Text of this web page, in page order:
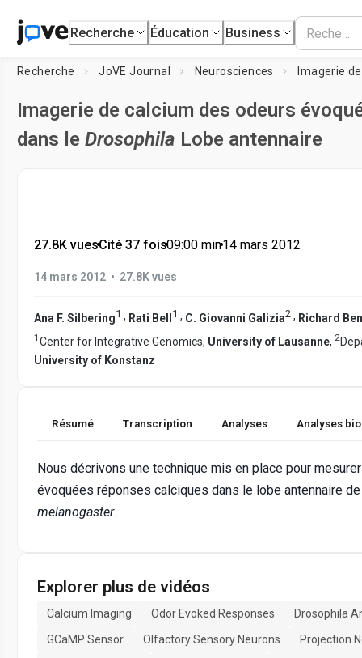
Recherche Éducation Business
Recherche JoVE Journal Neurosciences
Imagerie de calcium des odeurs
dans le Drosophila Lobe antennaire
27.8K vues•Cité 37 fois•09:00 min•14 mars 2012
14 mars 2012 • 27.8K vues
Ana F. Silbering1 , Rati Bell 1 , C. Giovanni Galizia2 , Richard
1 Center for Integrative Genomics, University of Lausanne, 2
University of Konstanz
Résumé Transcription Analyses Analyses
Nous décrivons une technique mis en place pour
évoquées réponses calciques dans le lobe antennaire
melanogaster.
Explorer plus de vidéos
Calcium Imaging Odor Evoked Responses
Drosophila
GCaMP Sensor
Olfactory Sensory Neurons
Projection